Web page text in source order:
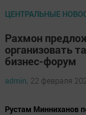
ЦЕНТРАЛЬНЫЕ
Рахмон
организовать
бизнес-форум
admin, 22 февраля
Рустам Минниханов